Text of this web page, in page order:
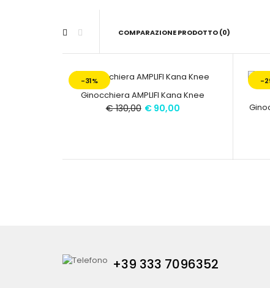
COMPARAZIONE PRODOTTO (0)
-31%
-31%
Ginocchiera AMPLIFI Kana Knee
€ 130,00 € 90,00
-
+39 333 7096352